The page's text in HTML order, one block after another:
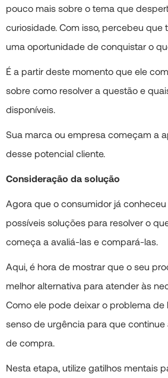
pouco mais sobre o tema que
curiosidade. Com isso, percebeu que
uma oportunidade de conquistar o
É a partir deste momento que ele
sobre como resolver a questão e
disponíveis.
Sua marca ou empresa começam a
desse potencial cliente.
Consideração da solução
Agora que o consumidor já
possíveis soluções para resolver o
começa a avaliá-las e compará-las.
Aqui, é hora de mostrar que o seu
melhor alternativa para atender às
Como ele pode deixar o problema de
senso de urgência para que continue
de compra.
Nesta etapa, utilize gatilhos mentais